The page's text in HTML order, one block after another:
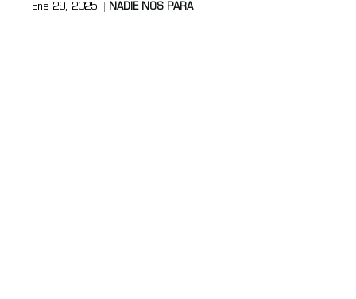
Ene 29, 2025 NADIE NOS PARA